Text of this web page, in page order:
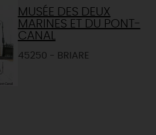
MUSÉE DES DEUX
MARINES ET DU PONT-
CANAL
45250 - BRIARE